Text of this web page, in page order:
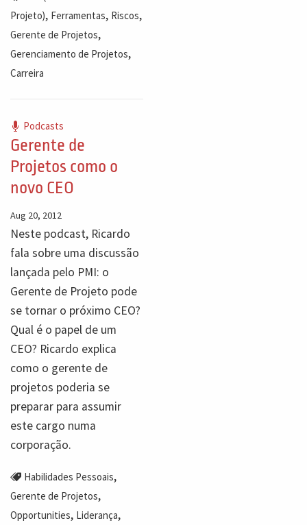
Projeto), Ferramentas, Riscos,
Gerente de Projetos,
Gerenciamento de Projetos,
Carreira
Podcasts
Gerente de
Projetos como o
novo CEO
Aug 20, 2012
Neste podcast, Ricardo
fala sobre uma discussão
lançada pelo PMI: o
Gerente de Projeto pode
se tornar o próximo CEO?
Qual é o papel de um
CEO? Ricardo explica
como o gerente de
projetos poderia se
preparar para assumir
este cargo numa
corporação.
Habilidades Pessoais,
Gerente de Projetos,
Opportunities, Liderança,